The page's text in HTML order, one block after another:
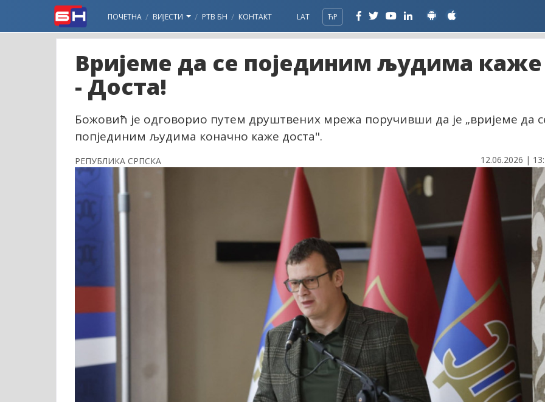
ПОЧЕТНА ВИЈЕСТИ РТВ БН КОНТАКТ LAT ЋР
Вријеме да се појединим људима каже
- Доста!
Божовић је одговорио путем друштвених мрежа поручивши да је „вријеме да
попјединим људима коначно каже доста".
РЕПУБЛИКА СРПСКА 12.06.2026 |